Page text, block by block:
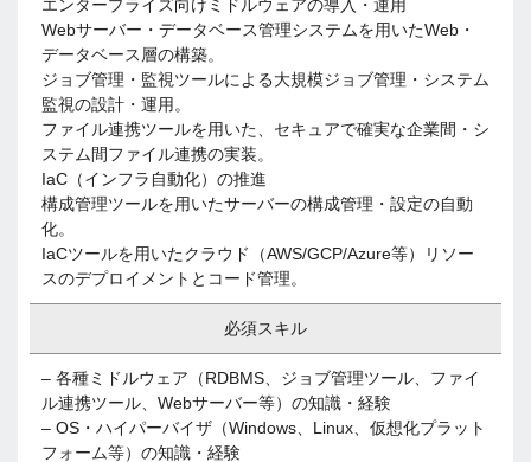
エンタープライズ向けミドルウェアの導入・運用
Webサーバー・データベース管理システムを用いたWeb・
データベース層の構築。
ジョブ管理・監視ツールによる大規模ジョブ管理・システム
監視の設計・運用。
ファイル連携ツールを用いた、セキュアで確実な企業間・シ
ステム間ファイル連携の実装。
IaC（インフラ自動化）の推進
構成管理ツールを用いたサーバーの構成管理・設定の自動
化。
IaCツールを用いたクラウド（AWS/GCP/Azure等）リソー
スのデプロイメントとコード管理。
必須スキル
– 各種ミドルウェア（RDBMS、ジョブ管理ツール、ファイ
ル連携ツール、Webサーバー等）の知識・経験
– OS・ハイパーバイザ（Windows、Linux、仮想化プラット
フォーム等）の知識・経験